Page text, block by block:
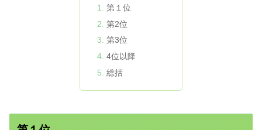
第１位
第2位
第3位
4位以降
総括